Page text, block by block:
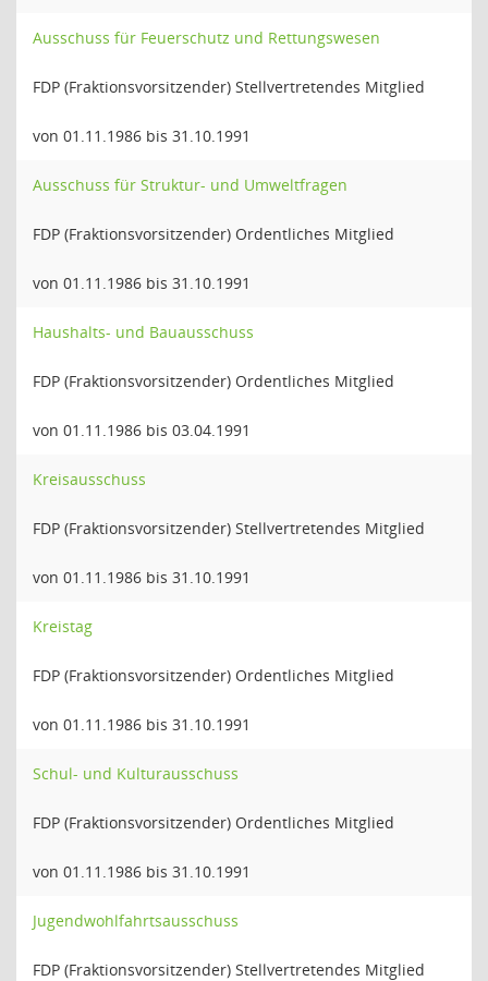
Ausschuss für Feuerschutz und Rettungswesen
FDP (Fraktionsvorsitzender) Stellvertretendes Mitglied
von 01.11.1986 bis 31.10.1991
Ausschuss für Struktur- und Umweltfragen
FDP (Fraktionsvorsitzender) Ordentliches Mitglied
von 01.11.1986 bis 31.10.1991
Haushalts- und Bauausschuss
FDP (Fraktionsvorsitzender) Ordentliches Mitglied
von 01.11.1986 bis 03.04.1991
Kreisausschuss
FDP (Fraktionsvorsitzender) Stellvertretendes Mitglied
von 01.11.1986 bis 31.10.1991
Kreistag
FDP (Fraktionsvorsitzender) Ordentliches Mitglied
von 01.11.1986 bis 31.10.1991
Schul- und Kulturausschuss
FDP (Fraktionsvorsitzender) Ordentliches Mitglied
von 01.11.1986 bis 31.10.1991
Jugendwohlfahrtsausschuss
FDP (Fraktionsvorsitzender) Stellvertretendes Mitglied